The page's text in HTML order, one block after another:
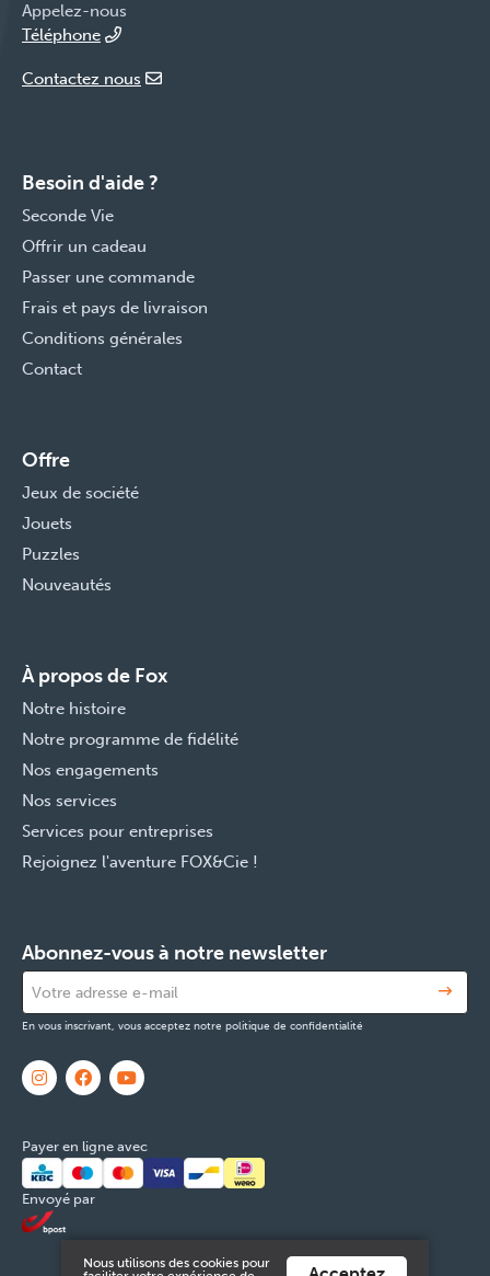
Appelez-nous
Téléphone
Contactez nous
Besoin d'aide ?
Seconde Vie
Offrir un cadeau
Passer une commande
Frais et pays de livraison
Conditions générales
Contact
Offre
Jeux de société
Jouets
Puzzles
Nouveautés
À propos de Fox
Notre histoire
Notre programme de fidélité
Nos engagements
Nos services
Services pour entreprises
Rejoignez l'aventure FOX&Cie !
Abonnez-vous à notre newsletter
En vous inscrivant, vous acceptez notre politique de confidentialité
Payer en ligne avec
Envoyé par
Nous utilisons des cookies pour